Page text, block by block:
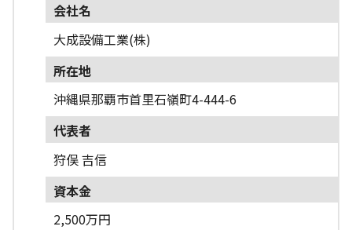
会社名
大成設備工業(株)
所在地
沖縄県那覇市首里石嶺町4-444-6
代表者
狩俣 吉信
資本金
2,500万円